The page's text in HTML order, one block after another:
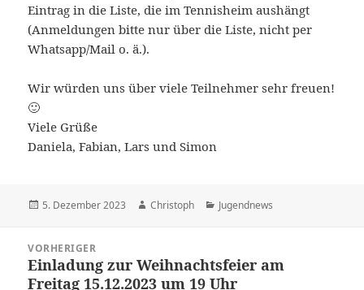
Eintrag in die Liste, die im Tennisheim aushängt
(Anmeldungen bitte nur über die Liste, nicht per
Whatsapp/Mail o. ä.).
Wir würden uns über viele Teilnehmer sehr freuen!
🙂
Viele Grüße
Daniela, Fabian, Lars und Simon
Veröffentlicht
5. Dezember 2023 Autor
Christoph Kategorien
Jugendnews
VORHERIGER
Vorheriger
Beitrag:
Einladung zur Weihnachtsfeier am
Freitag 15.12.2023 um 19 Uhr